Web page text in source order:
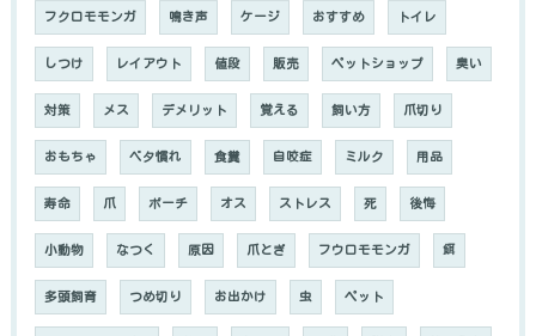
フクロモモンガ 鳴き声 ケージ おすすめ トイレ
しつけ レイアウト 値段 販売 ペットショップ 臭い
対策 メス デメリット 覚える 飼い方 爪切り
おもちゃ ベタ慣れ 食糞 自咬症 ミルク 用品
寿命 爪 ポーチ オス ストレス 死 後悔
小動物 なつく 原因 爪とぎ フウロモモンガ 餌
多頭飼育 つめ切り お出かけ 虫 ペット